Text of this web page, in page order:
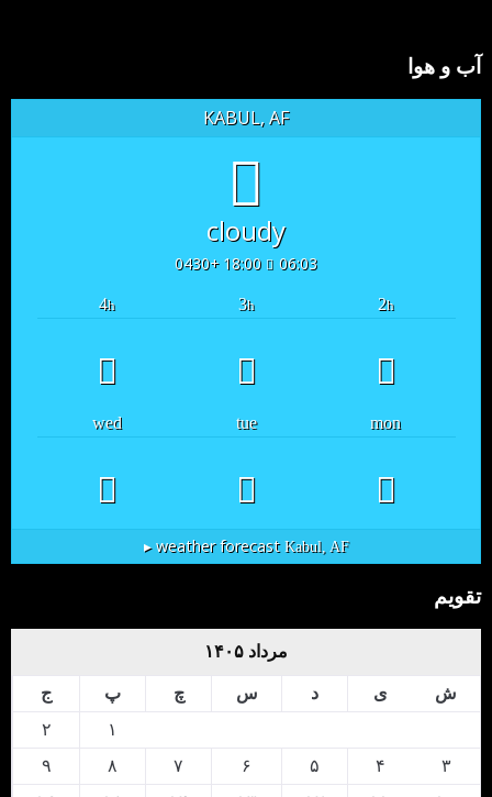
آب و هوا
KABUL, AF
cloudy
06:03
18:00 +0430
2h
3h
4h
mon
tue
wed
Kabul, AF
weather forecast ▸
تقویم
مرداد ۱۴۰۵
ش ی د س چ پ
ج
۱
۲
۳
۴ ۵ ۶ ۷ ۸
۹